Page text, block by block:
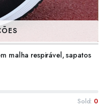
malha respirável, sapatos
Sold: 0